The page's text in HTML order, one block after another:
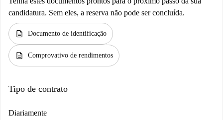
candidatura. Sem eles, a reserva não pode ser concluída.
description Documento de identificação
description Comprovativo de rendimentos
Tipo de contrato
Diariamente